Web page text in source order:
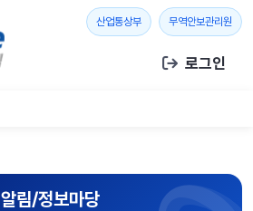
산업통상부새 창 열기무역안보관리원 새
로그인
알림/정보마당